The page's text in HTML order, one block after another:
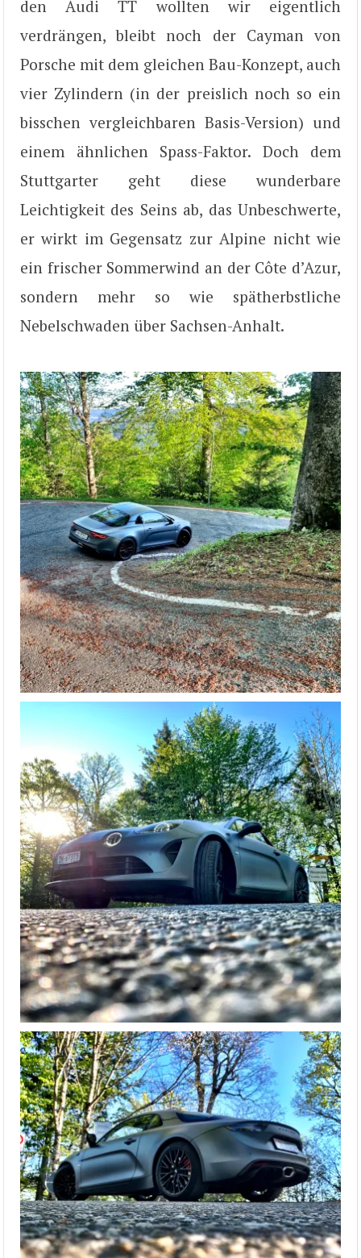
den Audi TT wollten wir eigentlich
verdrängen, bleibt noch der Cayman von
Porsche mit dem gleichen Bau-Konzept, auch
vier Zylindern (in der preislich noch so ein
bisschen vergleichbaren Basis-Version) und
einem ähnlichen Spass-Faktor. Doch dem
Stuttgarter geht diese wunderbare
Leichtigkeit des Seins ab, das Unbeschwerte,
er wirkt im Gegensatz zur Alpine nicht wie
ein frischer Sommerwind an der Côte d’Azur,
sondern mehr so wie spätherbstliche
Nebelschwaden über Sachsen-Anhalt.